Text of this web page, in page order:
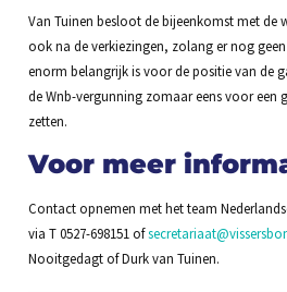
Van Tuinen besloot de bijeenkomst met de
ook na de verkiezingen, zolang er nog
enorm belangrijk is voor de positie van de
de Wnb-vergunning zomaar eens voor een
zetten.
Voor meer
Contact opnemen met het team
via T 0527-698151 of
Nooitgedagt of Durk van Tuinen.